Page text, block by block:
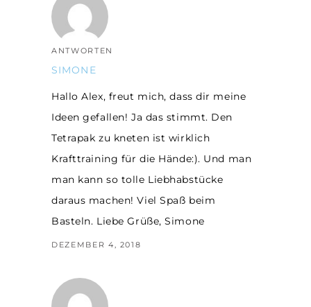
ANTWORTEN
SIMONE
Hallo Alex, freut mich, dass dir meine
Ideen gefallen! Ja das stimmt. Den
Tetrapak zu kneten ist wirklich
Krafttraining für die Hände:). Und man
man kann so tolle Liebhabstücke
daraus machen! Viel Spaß beim
Basteln. Liebe Grüße, Simone
DEZEMBER 4, 2018